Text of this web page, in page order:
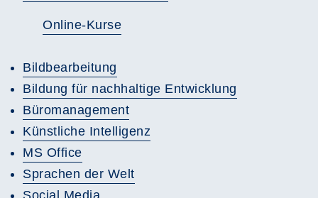
Online-Kurse
Bildbearbeitung
Bildung für nachhaltige Entwicklung
Büromanagement
Künstliche Intelligenz
MS Office
Sprachen der Welt
Social Media